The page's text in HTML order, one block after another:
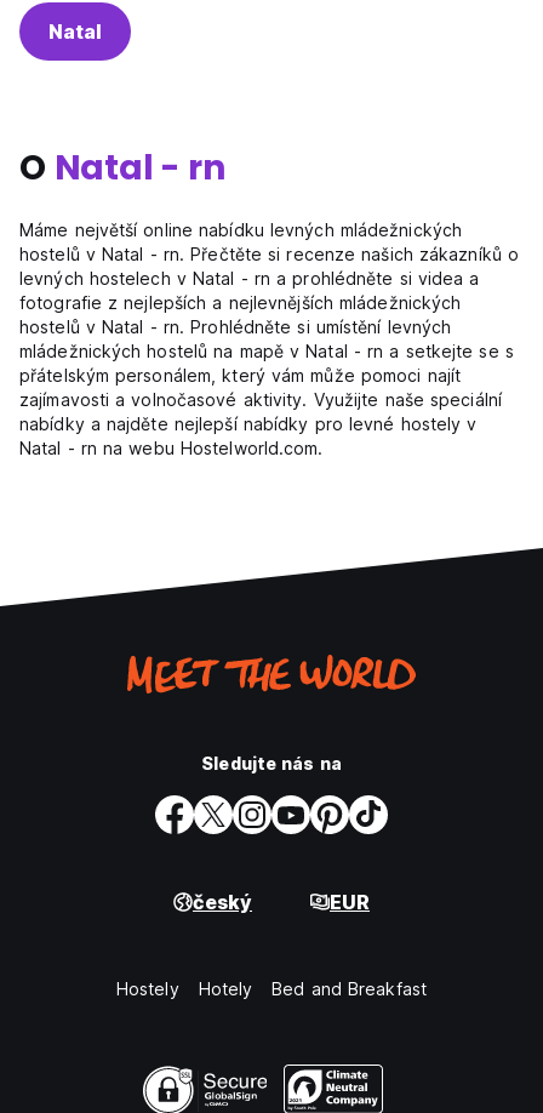
Natal
O Natal - rn
Máme největší online nabídku levných mládežnických
hostelů v Natal - rn. Přečtěte si recenze našich zákazníků o
levných hostelech v Natal - rn a prohlédněte si videa a
fotografie z nejlepších a nejlevnějších mládežnických
hostelů v Natal - rn. Prohlédněte si umístění levných
mládežnických hostelů na mapě v Natal - rn a setkejte se s
přátelským personálem, který vám může pomoci najít
zajímavosti a volnočasové aktivity. Využijte naše speciální
nabídky a najděte nejlepší nabídky pro levné hostely v
Natal - rn na webu Hostelworld.com.
Sledujte nás na
český EUR
Hostely Hotely Bed and Breakfast